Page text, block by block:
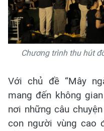
Chương trình thu hút
Với chủ đề “Mây
mang đến không
nơi những câu
con người vùng cao